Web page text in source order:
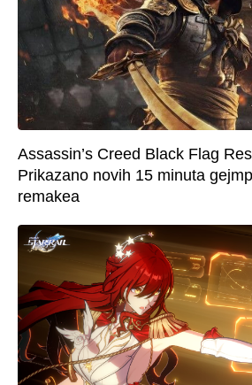
Assassin’s Creed Black Flag
Prikazano novih 15 minuta
remakea